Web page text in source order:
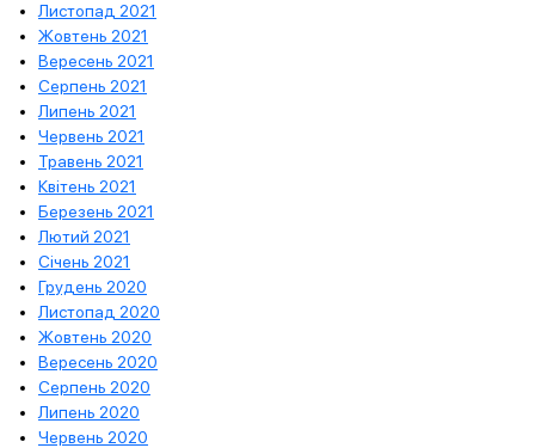
Листопад 2021
Жовтень 2021
Вересень 2021
Серпень 2021
Липень 2021
Червень 2021
Травень 2021
Квітень 2021
Березень 2021
Лютий 2021
Січень 2021
Грудень 2020
Листопад 2020
Жовтень 2020
Вересень 2020
Серпень 2020
Липень 2020
Червень 2020